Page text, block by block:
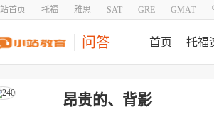
首页 托福 雅思 SAT GRE GMAT
问答 首页 托福
昂贵的、背影